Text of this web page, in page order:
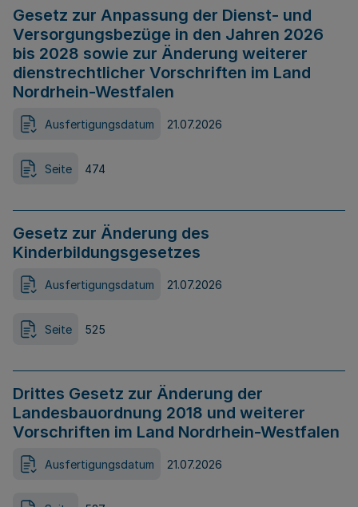
Gesetz zur Anpassung der Dienst- und
Versorgungsbezüge in den Jahren 2026
bis 2028 sowie zur Änderung weiterer
dienstrechtlicher Vorschriften im Land
Nordrhein-Westfalen
Ausfertigungsdatum 21.07.2026
Seite 474
Gesetz zur Änderung des
Kinderbildungsgesetzes
Ausfertigungsdatum 21.07.2026
Seite 525
Drittes Gesetz zur Änderung der
Landesbauordnung 2018 und weiterer
Vorschriften im Land Nordrhein-Westfalen
Ausfertigungsdatum 21.07.2026